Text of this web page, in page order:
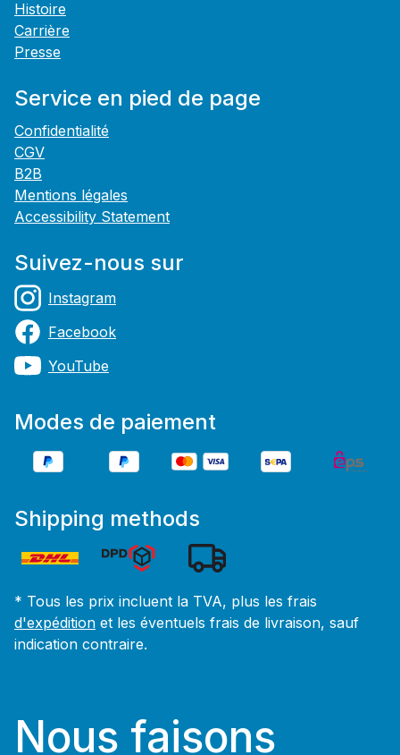
Histoire
Carrière
Presse
Service en pied de page
Confidentialité
CGV
B2B
Mentions légales
Accessibility Statement
Suivez-nous sur
Instagram
Facebook
YouTube
Modes de paiement
Shipping methods
* Tous les prix incluent la TVA, plus les frais
d'expédition et les éventuels frais de livraison, sauf
indication contraire.
Nous faisons